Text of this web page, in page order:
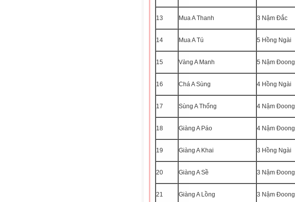
13 Mua A Thanh 3 Nậm Đắc
14 Mua A Tú 5 Hồng Ngài
15 Vàng A Manh 5 Nậm Đoong
16 Chá A Sùng 4 Hồng Ngài
17 Sùng A Thống 4 Nậm Đoong
18 Giàng A Páo 4 Nậm Đoong
19 Giàng A Khai 3 Hồng Ngài
20 Giàng A Sề 3 Nậm Đoong
21 Giàng A Lồng 3 Nậm Đoong